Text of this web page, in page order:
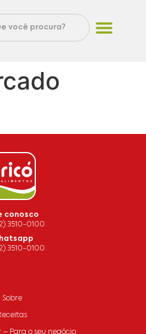
conosco
3510-0100
3510-0100
Sobre
Para o seu negócio